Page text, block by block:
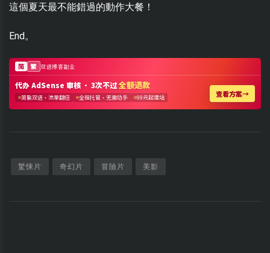
這個夏天最不能錯過的動作大餐！
End。
驚悚片 奇幻片 冒險片 美影